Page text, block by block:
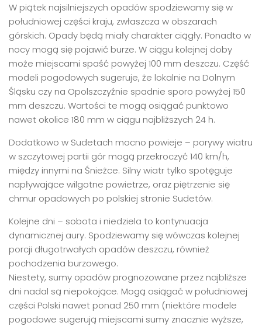
W piątek najsilniejszych opadów spodziewamy się w
południowej części kraju, zwłaszcza w obszarach
górskich. Opady będą miały charakter ciągły. Ponadto w
nocy mogą się pojawić burze. W ciągu kolejnej doby
może miejscami spaść powyżej 100 mm deszczu. Część
modeli pogodowych sugeruje, że lokalnie na Dolnym
Śląsku czy na Opolszczyźnie spadnie sporo powyżej 150
mm deszczu. Wartości te mogą osiągać punktowo
nawet okolice 180 mm w ciągu najbliższych 24 h.
Dodatkowo w Sudetach mocno powieje – porywy wiatru
w szczytowej partii gór mogą przekroczyć 140 km/h,
między innymi na Śnieżce. Silny wiatr tylko spotęguje
napływające wilgotne powietrze, oraz piętrzenie się
chmur opadowych po polskiej stronie Sudetów.
Kolejne dni – sobota i niedziela to kontynuacja
dynamicznej aury. Spodziewamy się wówczas kolejnej
porcji długotrwałych opadów deszczu, również
pochodzenia burzowego.
Niestety, sumy opadów prognozowane przez najbliższe
dni nadal są niepokojące. Mogą osiągać w południowej
części Polski nawet ponad 250 mm (niektóre modele
pogodowe sugerują miejscami sumy znacznie wyższe,